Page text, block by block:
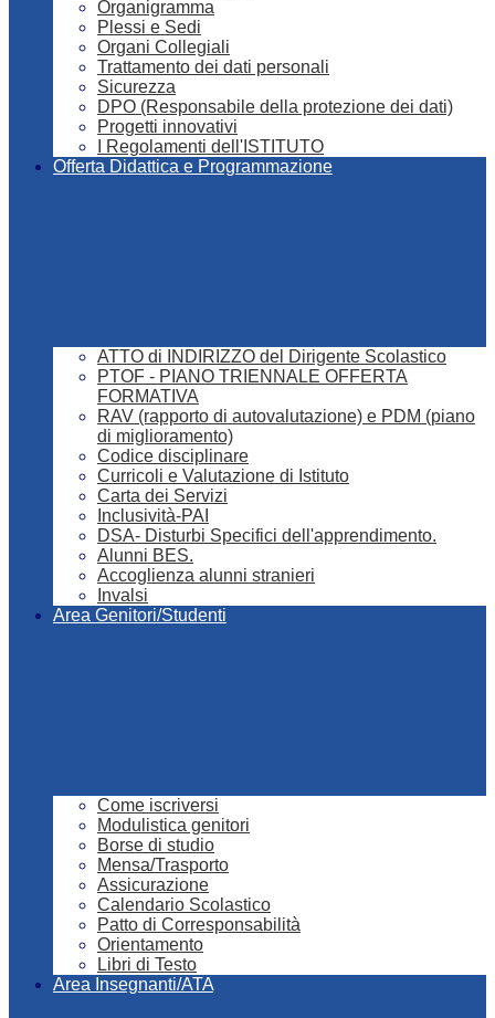
Organigramma
Plessi e Sedi
Organi Collegiali
Trattamento dei dati personali
Sicurezza
DPO (Responsabile della protezione dei dati)
Progetti innovativi
I Regolamenti dell'ISTITUTO
Offerta Didattica e Programmazione
ATTO di INDIRIZZO del Dirigente Scolastico
PTOF - PIANO TRIENNALE OFFERTA
FORMATIVA
RAV (rapporto di autovalutazione) e PDM (piano
di miglioramento)
Codice disciplinare
Curricoli e Valutazione di Istituto
Carta dei Servizi
Inclusività-PAI
DSA- Disturbi Specifici dell'apprendimento.
Alunni BES.
Accoglienza alunni stranieri
Invalsi
Area Genitori/Studenti
Come iscriversi
Modulistica genitori
Borse di studio
Mensa/Trasporto
Assicurazione
Calendario Scolastico
Patto di Corresponsabilità
Orientamento
Libri di Testo
Area Insegnanti/ATA